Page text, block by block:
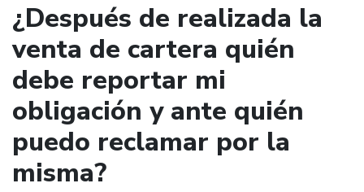
¿Después de realizada la
venta de cartera quién
debe reportar mi
obligación y ante quién
puedo reclamar por la
misma?